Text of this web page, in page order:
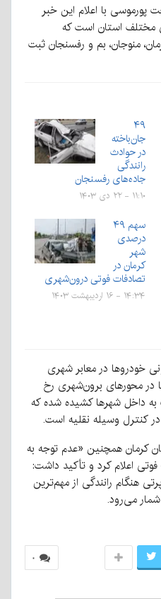
با اعلام این خبر
مختلف استان است که
منوجان، بم و رفسنجان ثبت
۴۹
جان‌باخته
در حوادث
رانندگی
جاده‌های رفسنجان
۱۱:۱۰ - ۲۲ دی ۱۴۰۳
سهم ۴۹
درصدی
شهر
کرمان در
تصادفات فوتی درون‌شهری
۱۴:۳۴ - ۱۶ اردیبهشت ۱۴۰۳
خودروها در معابر شهری
در محورهای برون‌شهری رخ
به داخل شهرها کشیده شده که
کنترل وسیله نقلیه است.
کرمان همچنین «عدم توجه به
تصادفات فوتی اعلام کرد و تأکید داشت:
هنگام رانندگی از مهم‌ترین
شمار می‌رود.
۰